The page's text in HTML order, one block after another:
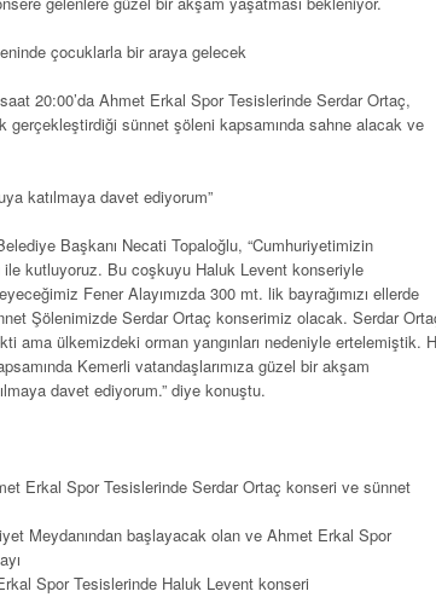
çocuklarla bir araya gelecek
20:00’da Ahmet Erkal Spor Tesislerinde Serdar Ortaç,
gerçekleştirdiği sünnet şöleni kapsamında sahne alacak ve
katılmaya davet ediyorum”
Başkanı Necati Topaloğlu, “Cumhuriyetimizin
ile kutluyoruz. Bu coşkuyu Haluk Levent konseriyle
Fener Alayımızda 300 mt. lik bayrağımızı ellerde
Şölenimizde Serdar Ortaç konserimiz olacak. Serdar
ama ülkemizdeki orman yangınları nedeniyle ertelemiştik.
Kemerli vatandaşlarımıza güzel bir akşam
davet ediyorum.” diye konuştu.
Erkal Spor Tesislerinde Serdar Ortaç konseri ve sünnet
Meydanından başlayacak olan ve Ahmet Erkal Spor
Spor Tesislerinde Haluk Levent konseri